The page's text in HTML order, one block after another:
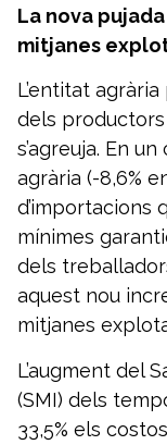
La nova
mitjanes
L’entitat
dels
s’agreuja. En
agrària (-8,6%
d’importacions
mínimes
dels
aquest nou
mitjanes
L’augment del
(SMI) dels
33,5% els